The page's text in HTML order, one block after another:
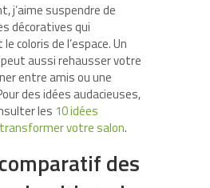
j’aime suspendre de
décoratives qui
coloris de l’espace. Un
aussi rehausser votre
entre amis ou une
des idées audacieuses,
les 10 idées
votre salon.
des